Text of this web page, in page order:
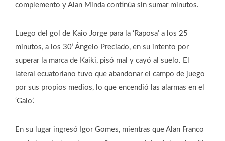
complemento y Alan Minda continúa sin sumar minutos.
Luego del gol de Kaio Jorge para la ‘Raposa’ a los 25
minutos, a los 30’ Ángelo Preciado, en su intento por
superar la marca de Kaiki, pisó mal y cayó al suelo. El
lateral ecuatoriano tuvo que abandonar el campo de juego
por sus propios medios, lo que encendió las alarmas en el
‘Galo’.
En su lugar ingresó Igor Gomes, mientras que Alan Franco